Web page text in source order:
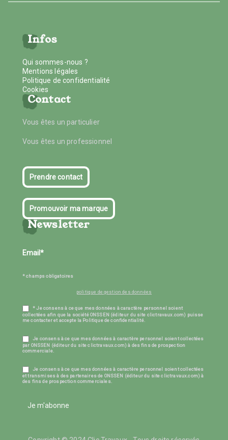
Infos
Qui sommes-nous ?
Mentions légales
Politique de confidentialité
Cookies
Contact
Vous êtes un particulier
Vous êtes un professionnel
Prendre contact
Promouvoir ma marque
Newsletter
* champs obligatoires
politique de gestion des données
* Je consens à ce que mes données à caractère personnel soient
collectées afin que la société ONSSEN (éditeur du site clictravaux.com) puisse
me contacter et accepte la Politique de confidentialité.
Je consens à ce que mes données à caractère personnel soient collectées
par ONSSEN (éditeur du site clictravaux.com) à des fins de prospection
commerciale.
Je consens à ce que mes données à caractère personnel soient collectées
et transmises à des partenaires de ONSSEN (éditeur du site clictravaux.com) à
des fins de prospection commerciales.
Je m'abonne